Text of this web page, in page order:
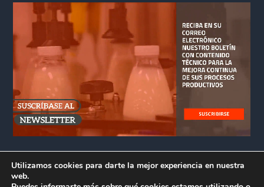
Utilizamos cookies para darte la mejor experiencia en nuestra
web.